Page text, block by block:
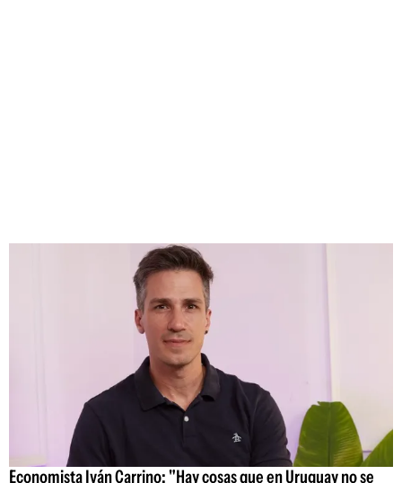
Economista Iván Carrino: "Hay cosas que en Uruguay no se